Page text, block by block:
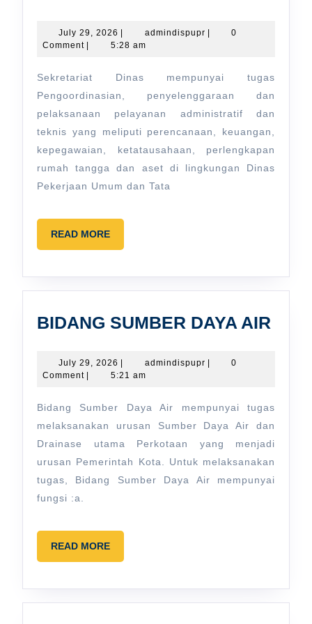
July 29, 2026 July
29,
| admindispupradmindispupr
|
0
Comment | 5:28 am
Sekretariat Dinas mempunyai tugas
Pengoordinasian, penyelenggaraan dan
pelaksanaan pelayanan administratif dan
teknis yang meliputi perencanaan, keuangan,
kepegawaian, ketatausahaan, perlengkapan
rumah tangga dan aset di lingkungan Dinas
Pekerjaan Umum dan Tata
READ MOREREAD
MORE
BIDANG SUMBER DAYA AIR
July 29, 2026 July
29,
admindispupradmindispupr
0
Comment
5:21 am
Bidang Sumber Daya Air mempunyai tugas
melaksanakan urusan Sumber Daya Air dan
Drainase utama Perkotaan yang menjadi
urusan Pemerintah Kota. Untuk melaksanakan
tugas, Bidang Sumber Daya Air mempunyai
fungsi :a.
READ MOREREAD
MORE